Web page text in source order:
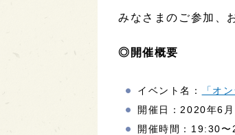
みなさまのご参加、
◎開催概要
イベント名：
「オ
開催日：2020年6
開催時間：19:30